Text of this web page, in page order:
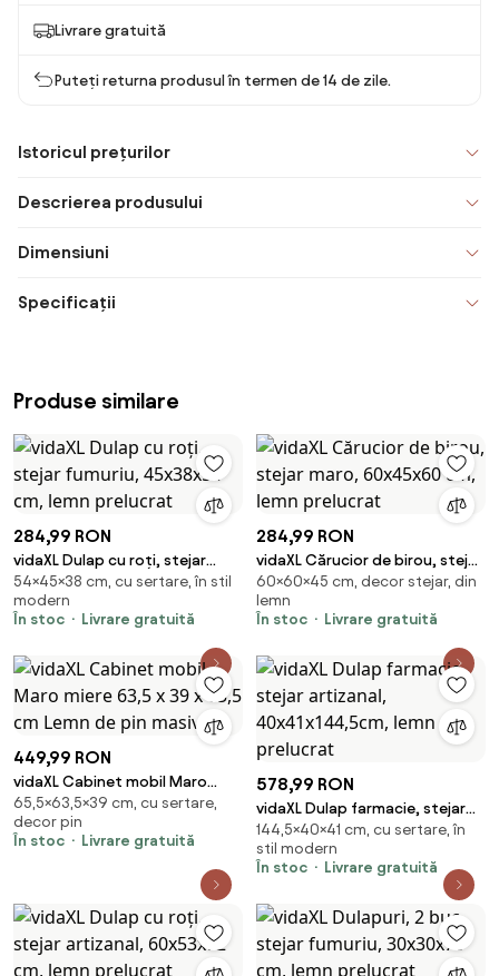
Livrare gratuită
Puteți returna produsul în termen de 14 de zile.
Istoricul prețurilor
Descrierea produsului
Dimensiuni
Specificații
Produse similare
284,99 RON
vidaXL Dulap cu roți, stejar
fumuriu, 45x38x54 cm, lemn
prelucrat
54×45×38 cm, cu sertare, în stil
modern
În stoc
Livrare gratuită
284,99 RON
vidaXL Cărucior de birou, stejar
maro, 60x45x60 cm, lemn
prelucrat
60×60×45 cm, decor stejar, din
lemn
În stoc
Livrare gratuită
449,99 RON
vidaXL Cabinet mobil Maro
miere 63,5 x 39 x 65,5 cm Lemn
de pin masiv
65,5×63,5×39 cm, cu sertare,
decor pin
În stoc
Livrare gratuită
578,99 RON
vidaXL Dulap farmacie, stejar
artizanal, 40x41x144,5cm, lemn
prelucrat
144,5×40×41 cm, cu sertare, în
stil modern
În stoc
Livrare gratuită